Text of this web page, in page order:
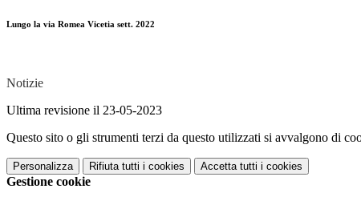
Lungo la via Romea Vicetia sett. 2022
Notizie
Ultima revisione il 23-05-2023
Questo sito o gli strumenti terzi da questo utilizzati si avvalgono di
Personalizza Rifiuta tutti i cookies Accetta tutti i cookies
Gestione cookie